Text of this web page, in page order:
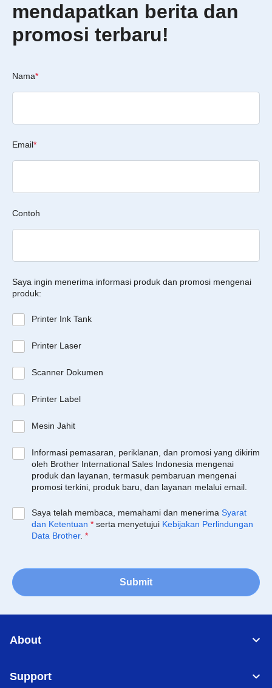
mendapatkan berita dan
promosi terbaru!
Nama*
Email*
Contoh
Saya ingin menerima informasi produk dan promosi mengenai
produk:
Printer Ink Tank
Printer Laser
Scanner Dokumen
Printer Label
Mesin Jahit
Informasi pemasaran, periklanan, dan promosi yang dikirim
oleh Brother International Sales Indonesia mengenai
produk dan layanan, termasuk pembaruan mengenai
promosi terkini, produk baru, dan layanan melalui email.
Saya telah membaca, memahami dan menerima Syarat
dan Ketentuan * serta menyetujui Kebijakan Perlindungan
Data Brother. *
Submit
About
Support